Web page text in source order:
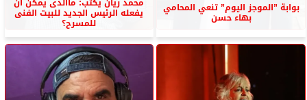
بوابة ”الموجز اليوم” تنعي المحامي
بهاء حسن يفعله الرئيس الجديد للبيت الفنى
للمسرح؟